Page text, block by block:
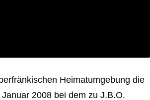
Heimatumgebung die
2008 bei dem zu J.B.O.